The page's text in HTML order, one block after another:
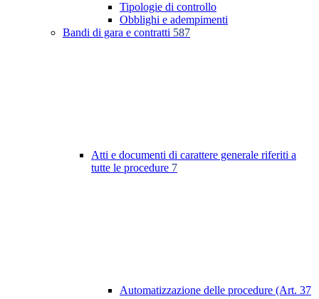
Tipologie di controllo
Obblighi e adempimenti
Bandi di gara e contratti 587
Atti e documenti di carattere generale riferiti a
tutte le procedure 7
Automatizzazione delle procedure (Art. 37